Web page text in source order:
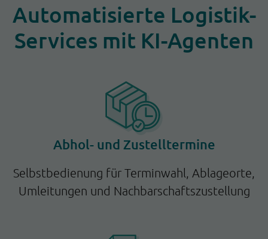
Automatisierte Logistik-
Services mit KI-Agenten
Abhol- und Zustelltermine
Selbstbedienung für Terminwahl, Ablageorte,
Umleitungen und Nachbarschaftszustellung